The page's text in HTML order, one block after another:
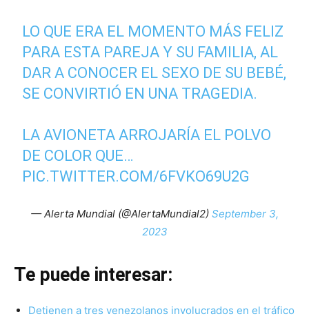
LO QUE ERA EL MOMENTO MÁS FELIZ
PARA ESTA PAREJA Y SU FAMILIA, AL
DAR A CONOCER EL SEXO DE SU BEBÉ,
SE CONVIRTIÓ EN UNA TRAGEDIA.
LA AVIONETA ARROJARÍA EL POLVO
DE COLOR QUE…
PIC.TWITTER.COM/6FVKO69U2G
— Alerta Mundial (@AlertaMundial2) September 3,
2023
Te puede interesar:
Detienen a tres venezolanos involucrados en el tráfico